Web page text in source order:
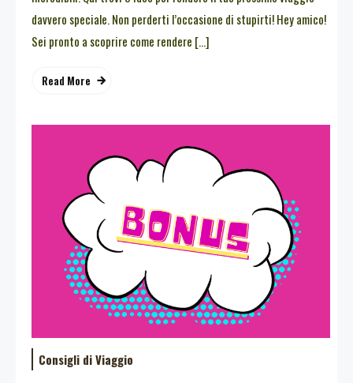
davvero speciale. Non perderti l’occasione di stupirti! Hey amico!
Sei pronto a scoprire come rendere […]
Read More
Consigli di Viaggio